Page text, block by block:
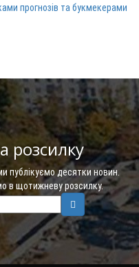
прогнозів та букмекерами
розсилку
публікуємо десятки новин.
в щотижневу розсилку.